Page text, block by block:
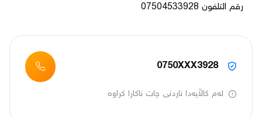
رقم التلفون 07504533928
0750XXX3928
لەم کاڵایەدا ناردنی چات ناکارا کراوە